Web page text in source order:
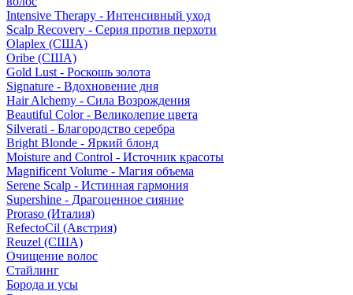
Intensive Therapy - Интенсивный уход
Scalp Recovery - Серия против перхоти
Olaplex (США)
Oribe (США)
Gold Lust - Роскошь золота
Signature - Вдохновение дня
Hair Alchemy - Сила Возрождения
Beautiful Color - Великолепие цвета
Silverati - Благородство серебра
Bright Blonde - Яркий блонд
Moisture and Control - Источник красоты
Magnificent Volume - Магия объема
Serene Scalp - Истинная гармония
Supershine - Драгоценное сияние
Proraso (Италия)
RefectoCil (Австрия)
Reuzel (США)
Очищение волос
Стайлинг
Борода и усы